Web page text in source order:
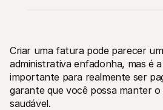
Criar uma fatura pode parecer
administrativa enfadonha, mas é
importante para realmente ser
garante que você possa manter
saudável.